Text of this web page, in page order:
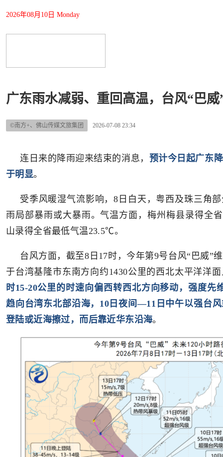
2026年08月10日 Monday
广东雨水减弱、重回高温，台风“巴
©南方+、佛山传媒文旅集团 2026-07-08 23:34
连日来的降雨迎来结束的消息， 预计今日起广东
于明显。
受季风暖湿气流影响，8日白天，粤西及珠三角
雨局部暴雨或大暴雨。气温方面，梅州梅县录得全
山录得全省最低气温23.5℃。
台风方面，截至8日17时，今年第9号台风“巴威”
于台湾基隆市东南方向约1430公里的西北太平洋洋
时15-20公里的时速向偏西转西北方向移动，强度先
趋向台湾东北部沿海，10日夜间—11日中午以强台
登陆或近海擦过，而后靠近华东沿海。